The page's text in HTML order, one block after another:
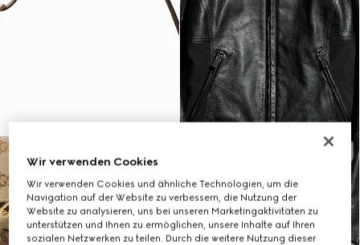
Wir verwenden Cookies
Wir verwenden Cookies und ähnliche Technologien, um die
Navigation auf der Website zu verbessern, die Nutzung der
Website zu analysieren, uns bei unseren Marketingaktivitäten zu
unterstützen und Ihnen zu ermöglichen, unsere Inhalte auf Ihren
sozialen Netzwerken zu teilen. Durch die weitere Nutzung dieser